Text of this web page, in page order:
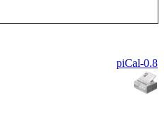
piCal-0.8